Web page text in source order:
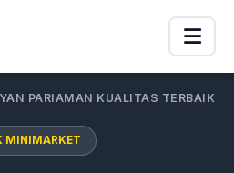
PARIAMAN KUALITAS TERBAIK
MINIMARKET